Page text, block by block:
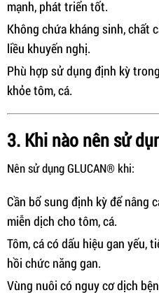
mạnh, phát triển tốt.
Không chứa kháng sinh, chất
liều khuyến nghị.
Phù hợp sử dụng định kỳ
khỏe tôm, cá.
3. Khi nào nên sử
Nên sử dụng GLUCAN® khi:
Cần bổ sung định kỳ để nâng
miễn dịch cho tôm, cá.
Tôm, cá có dấu hiệu gan yếu,
hồi chức năng gan.
Vùng nuôi có nguy cơ dịch